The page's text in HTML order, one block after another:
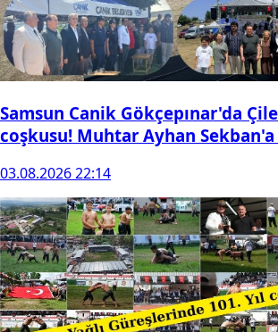
Samsun Canik Gökçepınar'da
coşkusu! Muhtar Ayhan
03.08.2026 22:14